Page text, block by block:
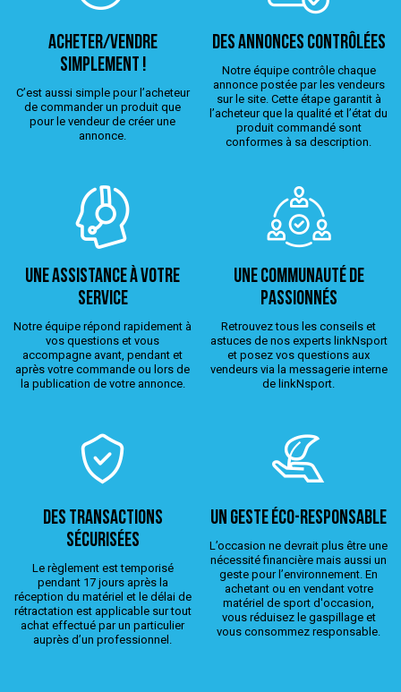
ACHETER/VENDRE
simplement !
C’est aussi simple pour l’acheteur
de commander un produit que
pour le vendeur de créer une
annonce.
Des annonces contrôlées
Notre équipe contrôle chaque
annonce postée par les vendeurs
sur le site. Cette étape garantit à
l’acheteur que la qualité et l’état du
produit commandé sont
conformes à sa description.
Une assistance à votre
service
Notre équipe répond rapidement à
vos questions et vous
accompagne avant, pendant et
après votre commande ou lors de
la publication de votre annonce.
Une Communauté de
passionnés
Retrouvez tous les conseils et
astuces de nos experts linkNsport
et posez vos questions aux
vendeurs via la messagerie interne
de linkNsport.
Des transactions
sécurisées
Le règlement est temporisé
pendant 17 jours après la
réception du matériel et le délai de
rétractation est applicable sur tout
achat effectué par un particulier
auprès d’un professionnel.
Un geste éco-responsable
L’occasion ne devrait plus être une
nécessité financière mais aussi un
geste pour l’environnement. En
achetant ou en vendant votre
matériel de sport d'occasion,
vous réduisez le gaspillage et
vous consommez responsable.